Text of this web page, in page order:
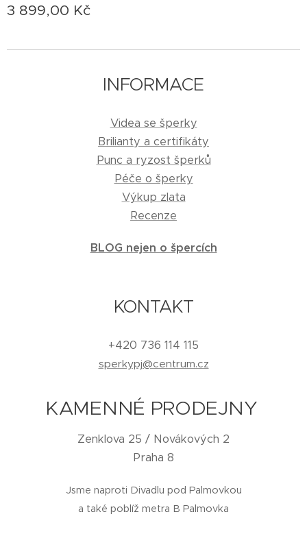
3 899,00 Kč
INFORMACE
Videa se šperky
Brilianty a certifikáty
Punc a ryzost šperků
Péče o šperky
Výkup zlata
Recenze
BLOG nejen o špercích
KONTAKT
+420 736 114 115
sperkypj@centrum.cz
KAMENNÉ PRODEJNY
Zenklova 25 / Novákových 2
Praha 8
Jsme naproti Divadlu pod Palmovkou
a také poblíž metra B Palmovka